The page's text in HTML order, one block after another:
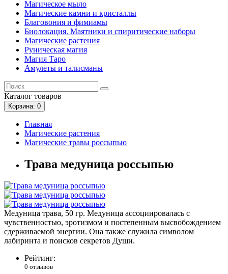
Магическое мыло
Магические камни и кристаллы
Благовония и фимиамы
Биолокация. Маятники и спиритические наборы
Магические растения
Руническая магия
Магия Таро
Амулеты и талисманы
Каталог товаров
Корзина: 0
Главная
Магические растения
Магические травы россыпью
Трава медуница россыпью
Медуница трава, 50 гр. Медуница ассоциировалась с
чувственностью, эротизмом и постепенным высвобождением
сдерживаемой энергии. Она также служила символом
лабиринта и поисков секретов Души.
Рейтинг:
0 отзывов